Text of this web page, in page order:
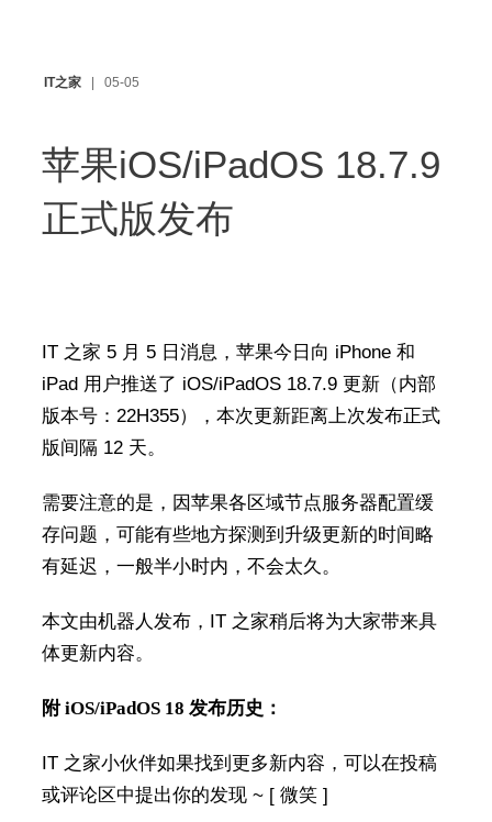
IT之家 05-05
苹果iOS/iPadOS 18.7.9
正式版发布
IT 之家 5 月 5 日消息，苹果今日向 iPhone 和
iPad 用户推送了 iOS/iPadOS 18.7.9 更新（内部
版本号：22H355），本次更新距离上次发布正式
版间隔 12 天。
需要注意的是，因苹果各区域节点服务器配置缓
存问题，可能有些地方探测到升级更新的时间略
有延迟，一般半小时内，不会太久。
本文由机器人发布，IT 之家稍后将为大家带来具
体更新内容。
附 iOS/iPadOS 18 发布历史：
IT 之家小伙伴如果找到更多新内容，可以在投稿
或评论区中提出你的发现 ~ [ 微笑 ]